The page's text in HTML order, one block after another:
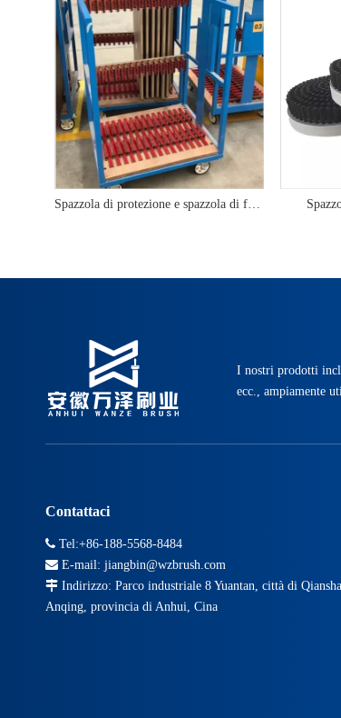
Spazzola di protezione e spazzola di fissaggio
I nostri prodotti
ecc., ampiamente
Contattaci
 Tel:+86-188-5568-8484
 E-mail: jiangbin@wzbrush.com
 Indirizzo: Parco industriale 8 Yuantan, città di
Anqing, provincia di Anhui, Cina